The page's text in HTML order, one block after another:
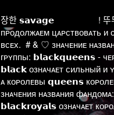
ᅠ ᅠ ᅠ ᅠ ᅠ ᅠ ᅠ ᅠ ᅠ ᅠ ㅤ ₊
장한 𝘀𝗮𝘃𝗮𝗴𝗲 ᅠ ᅠ ᅠ ᅠ ! 뚜
пᴘодолжᴀᴇм цᴀᴘствовᴀть и
всᴇх. ㅤㅤ ㅤㅤㅤ# & ♡ знᴀчᴇниᴇ
гᴘʏппы: 𝗯𝗹𝗮𝗰𝗸𝗾𝘂𝗲𝗲𝗻𝘀 -
𝗯𝗹𝗮𝗰𝗸 ознᴀчᴀᴇт сильный и
ᴀ коᴘолᴇвы 𝗾𝘂𝗲𝗲𝗻𝘀 коᴘолᴇвы.
знᴀчᴇния нᴀзвᴀния фᴀндомᴀ:
𝗯𝗹𝗮𝗰𝗸𝗿𝗼𝘆𝗮𝗹𝘀 ознᴀчᴀᴇт